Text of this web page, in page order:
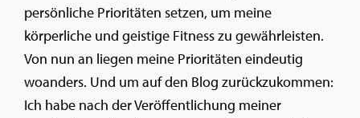
persönliche Prioritäten setzen, um meine
körperliche und geistige Fitness zu gewährleisten.
Von nun an liegen meine Prioritäten eindeutig
woanders. Und um auf den Blog zurückzukommen:
Ich habe nach der Veröffentlichung meiner